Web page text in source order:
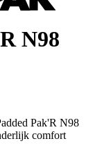
N98
Pak'R N98
comfort